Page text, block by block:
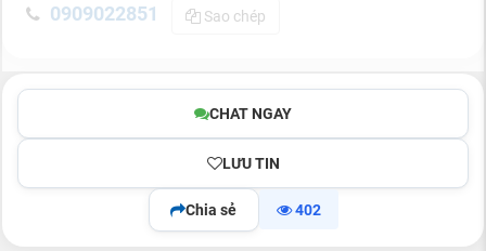
0909022851 Sao chép
CHAT NGAY
LƯU TIN
Chia sẻ 402